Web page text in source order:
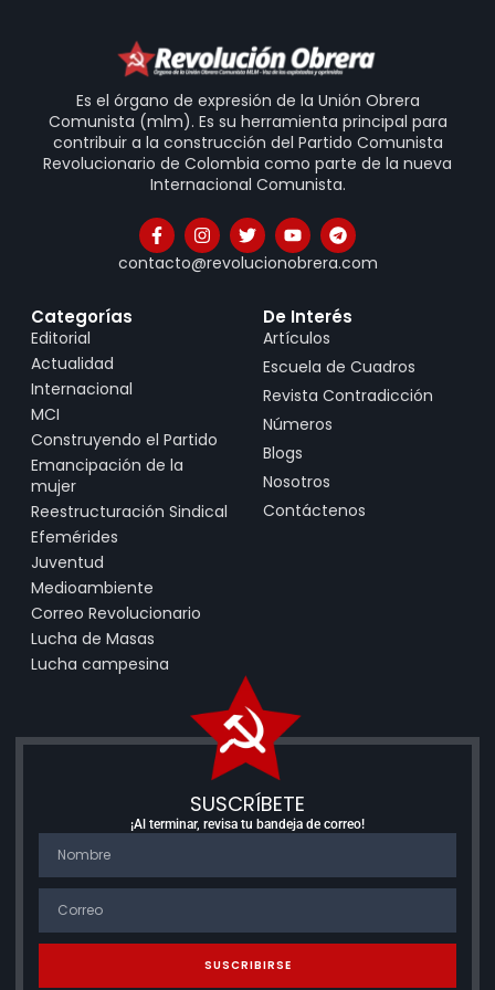
Es el órgano de expresión de la Unión Obrera
Comunista (mlm). Es su herramienta principal para
contribuir a la construcción del Partido Comunista
Revolucionario de Colombia como parte de la nueva
Internacional Comunista.
contacto@revolucionobrera.com
Categorías
Editorial
Actualidad
Internacional
MCI
Construyendo el Partido
Emancipación de la
mujer
Reestructuración Sindical
Efemérides
Juventud
Medioambiente
Correo Revolucionario
Lucha de Masas
Lucha campesina
De Interés
Artículos
Escuela de Cuadros
Revista Contradicción
Números
Blogs
Nosotros
Contáctenos
SUSCRÍBETE
¡Al terminar, revisa tu bandeja de correo!
SUSCRIBIRSE